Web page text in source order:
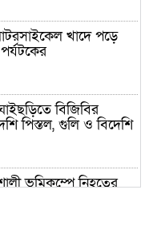
খাদে পড়ে
বিজিবির
পিস্তল, গুলি ও বিদেশি
ভূমিকম্পে নিহতের